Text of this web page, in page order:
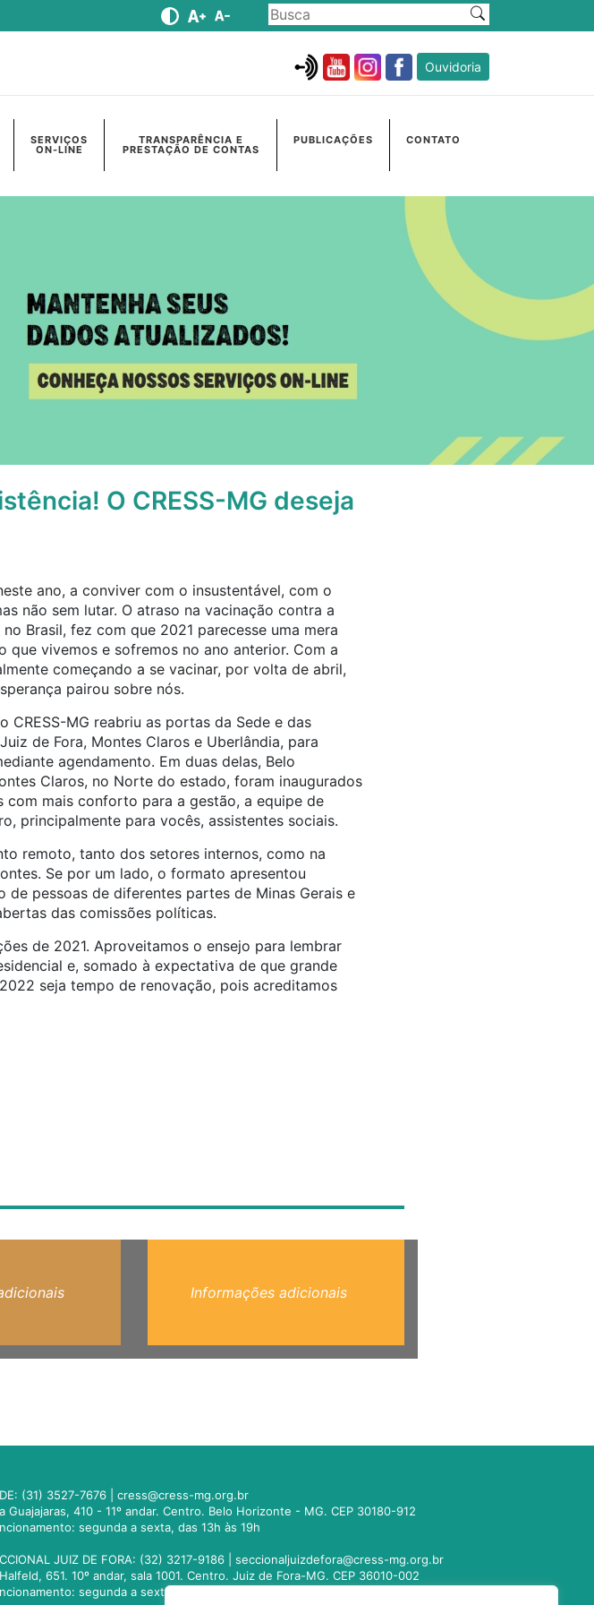
Ouvidoria
SERVIÇOS
ON-LINE
TRANSPARÊNCIA E
PRESTAÇÃO DE CONTAS
PUBLICAÇÕES CONTATO
O CRESS-MG deseja
ano, a conviver com o insustentável, com o
não sem lutar. O atraso na vacinação contra a
Brasil, fez com que 2021 parecesse uma mera
que vivemos e sofremos no ano anterior. Com a
começando a se vacinar, por volta de abril,
pairou sobre nós.
CRESS-MG reabriu as portas da Sede e das
de Fora, Montes Claros e Uberlândia, para
agendamento. Em duas delas, Belo
Claros, no Norte do estado, foram inaugurados
com mais conforto para a gestão, a equipe de
principalmente para vocês, assistentes sociais.
remoto, tanto dos setores internos, como na
Se por um lado, o formato apresentou
pessoas de diferentes partes de Minas Gerais e
das comissões políticas.
de 2021. Aproveitamos o ensejo para lembrar
e, somado à expectativa de que grande
seja tempo de renovação, pois acreditamos
Informações adicionais
(31) 3527-7676 |cress@cress-mg.org.br
Guajajaras, 410 - 11º andar. Centro. Belo Horizonte - MG. CEP 30180-912
segunda a sexta, das 13h às 19h
JUIZ DE FORA: (32) 3217-9186 |seccionaljuizdefora@cress-mg.org.br
651. 10º andar, sala 1001. Centro. Juiz de Fora-MG. CEP 36010-002
segunda a sexta, das 13h às 19h